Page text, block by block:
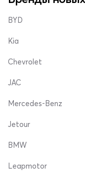
BYD
Kia
Chevrolet
JAC
Mercedes-Benz
Jetour
BMW
Leapmotor